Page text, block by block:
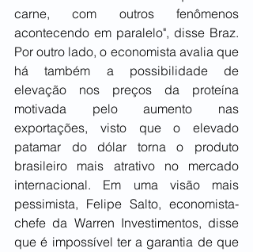
carne, com outros fenômenos
acontecendo em paralelo", disse Braz.
Por outro lado, o economista avalia que
há também a possibilidade de
elevação nos preços da proteína
motivada pelo aumento nas
exportações, visto que o elevado
patamar do dólar torna o produto
brasileiro mais atrativo no mercado
internacional. Em uma visão mais
pessimista, Felipe Salto, economista-
chefe da Warren Investimentos, disse
que é impossível ter a garantia de que